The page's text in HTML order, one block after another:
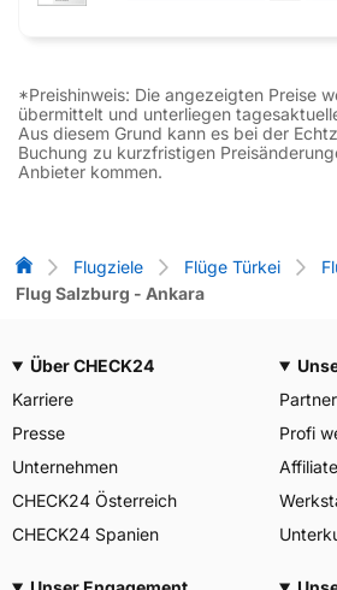
*Preishinweis: Die angezeigten Preise
übermittelt und unterliegen
Aus diesem Grund kann es bei der
Buchung zu kurzfristigen
Anbieter kommen.
Flug-Vergleich
Flugziele Flüge Türkei
Flug Salzburg - Ankara
Über CHECK24
Karriere
Presse
Unternehmen
CHECK24 Österreich
CHECK24 Spanien
Profi